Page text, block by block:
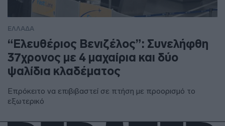
ΕΛΛΑΔΑ
“Ελευθέριος Βενιζέλος”: Συνελήφθη
37χρονος με 4 μαχαίρια και δύο
ψαλίδια κλαδέματος
Επρόκειτο να επιβιβαστεί σε πτήση με προορισμό το
εξωτερικό